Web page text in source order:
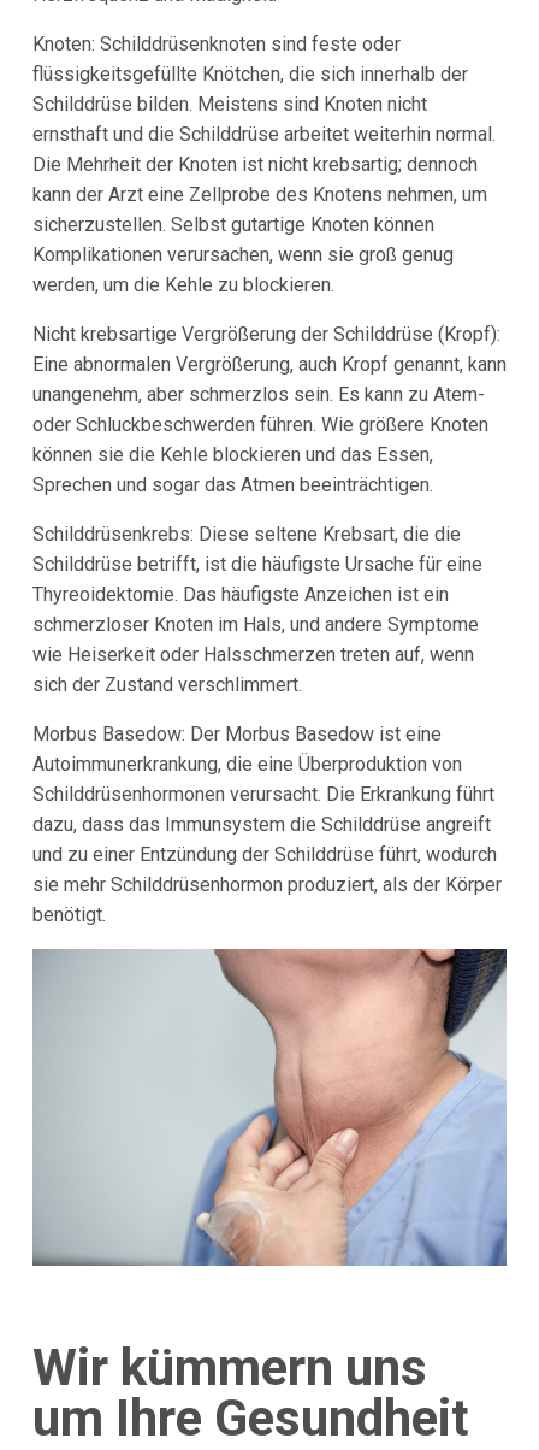
Knoten: Schilddrüsenknoten sind feste oder
flüssigkeitsgefüllte Knötchen, die sich innerhalb der
Schilddrüse bilden. Meistens sind Knoten nicht
ernsthaft und die Schilddrüse arbeitet weiterhin normal.
Die Mehrheit der Knoten ist nicht krebsartig; dennoch
kann der Arzt eine Zellprobe des Knotens nehmen, um
sicherzustellen. Selbst gutartige Knoten können
Komplikationen verursachen, wenn sie groß genug
werden, um die Kehle zu blockieren.
Nicht krebsartige Vergrößerung der Schilddrüse (Kropf):
Eine abnormalen Vergrößerung, auch Kropf genannt, kann
unangenehm, aber schmerzlos sein. Es kann zu Atem-
oder Schluckbeschwerden führen. Wie größere Knoten
können sie die Kehle blockieren und das Essen,
Sprechen und sogar das Atmen beeinträchtigen.
Schilddrüsenkrebs: Diese seltene Krebsart, die die
Schilddrüse betrifft, ist die häufigste Ursache für eine
Thyreoidektomie. Das häufigste Anzeichen ist ein
schmerzloser Knoten im Hals, und andere Symptome
wie Heiserkeit oder Halsschmerzen treten auf, wenn
sich der Zustand verschlimmert.
Morbus Basedow: Der Morbus Basedow ist eine
Autoimmunerkrankung, die eine Überproduktion von
Schilddrüsenhormonen verursacht. Die Erkrankung führt
dazu, dass das Immunsystem die Schilddrüse angreift
und zu einer Entzündung der Schilddrüse führt, wodurch
sie mehr Schilddrüsenhormon produziert, als der Körper
benötigt.
Wir kümmern uns
um Ihre Gesundheit